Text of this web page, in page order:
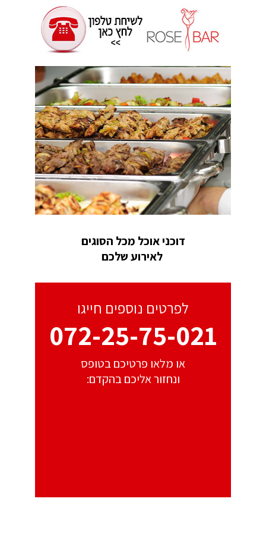
דוכני אוכל מכל הסוגים
לאירוע שלכם
לפרטים נוספים חייגו
072-25-75-021
או מלאו פרטיכם בטופס
ונחזור אליכם בהקדם: